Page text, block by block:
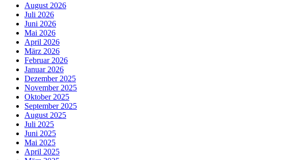
August 2026
Juli 2026
Juni 2026
Mai 2026
April 2026
März 2026
Februar 2026
Januar 2026
Dezember 2025
November 2025
Oktober 2025
September 2025
August 2025
Juli 2025
Juni 2025
Mai 2025
April 2025